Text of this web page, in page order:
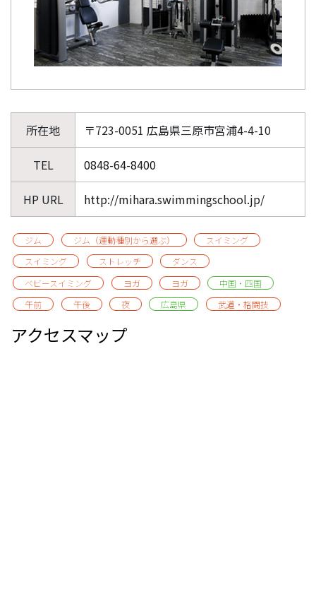
所在地 〒723-0051 広島県三原市宮浦4-4-10
TEL 0848-64-8400
HP URL http://mihara.swimmingschool.jp/
ジム ジム（運動種別から選ぶ）
スイミング
スイミング
ストレッチ
ダンス
ベビースイミング
ヨガ ヨガ
中国・四国
午前
午後 夜 広島県 武道・格闘技
アクセスマップ